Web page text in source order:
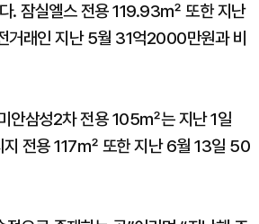
. 잠실엘스 전용 119.93㎡ 또한 지난
래인 지난 5월 31억2000만원과 비
안삼성2차 전용 105㎡는 지난 1일
지 전용 117㎡ 또한 지난 6월 13일 50